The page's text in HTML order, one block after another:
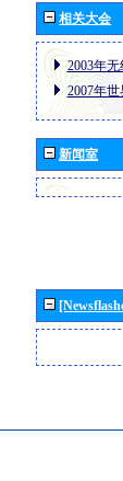
相关大会
2003年
2007年
新闻室